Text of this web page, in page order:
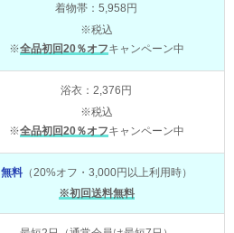
着物帯：5,958円
※税込
※全品初回20％オフキャンペーン中
浴衣：2,376円
※税込
※全品初回20％オフキャンペーン中
無料（20%オフ・3,000円以上利用時）
※初回送料無料